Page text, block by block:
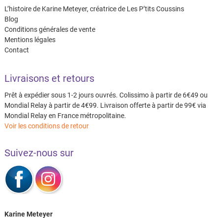
L’histoire de Karine Meteyer, créatrice de Les P’tits Coussins
Blog
Conditions générales de vente
Mentions légales
Contact
Livraisons et retours
Prêt à expédier sous 1-2 jours ouvrés. Colissimo à partir de 6€49 ou
Mondial Relay à partir de 4€99. Livraison offerte à partir de 99€ via
Mondial Relay en France métropolitaine.
Voir les conditions de retour
Suivez-nous sur
Karine Meteyer